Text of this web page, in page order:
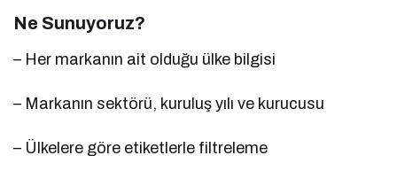
Ne Sunuyoruz?
– Her markanın ait olduğu ülke bilgisi
– Markanın sektörü, kuruluş yılı ve kurucusu
– Ülkelere göre etiketlerle filtreleme